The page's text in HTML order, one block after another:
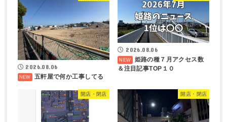
2026.08.06
五軒屋で何か工事してる
2026.08.06
姫路の種７月アクセス数
＆注目記事TOP１０
開店・閉店 開店・閉店